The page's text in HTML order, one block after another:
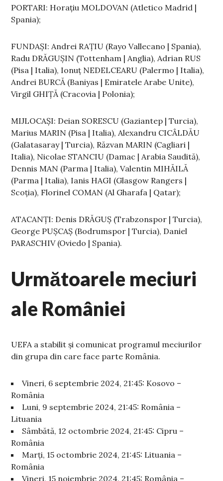
PORTARI: Horațiu MOLDOVAN (Atletico Madrid |
Spania);
FUNDAȘI: Andrei RAȚIU (Rayo Vallecano | Spania),
Radu DRĂGUȘIN (Tottenham | Anglia), Adrian RUS
(Pisa | Italia), Ionuț NEDELCEARU (Palermo | Italia),
Andrei BURCĂ (Baniyas | Emiratele Arabe Unite),
Virgil GHIȚĂ (Cracovia | Polonia);
MIJLOCAȘI: Deian SORESCU (Gaziantep | Turcia),
Marius MARIN (Pisa | Italia), Alexandru CICÂLDĂU
(Galatasaray | Turcia), Răzvan MARIN (Cagliari |
Italia), Nicolae STANCIU (Damac | Arabia Saudită),
Dennis MAN (Parma | Italia), Valentin MIHĂILĂ
(Parma | Italia), Ianis HAGI (Glasgow Rangers |
Scoția), Florinel COMAN (Al Gharafa | Qatar);
ATACANȚI: Denis DRĂGUȘ (Trabzonspor | Turcia),
George PUȘCAȘ (Bodrumspor | Turcia), Daniel
PARASCHIV (Oviedo | Spania).
Următoarele meciuri
ale României
UEFA a stabilit și comunicat programul meciurilor
din grupa din care face parte România.
Vineri, 6 septembrie 2024, 21:45: Kosovo –
România
Luni, 9 septembrie 2024, 21:45: România –
Lituania
Sâmbătă, 12 octombrie 2024, 21:45: Cipru –
România
Marți, 15 octombrie 2024, 21:45: Lituania –
România
Vineri, 15 noiembrie 2024, 21:45: România –